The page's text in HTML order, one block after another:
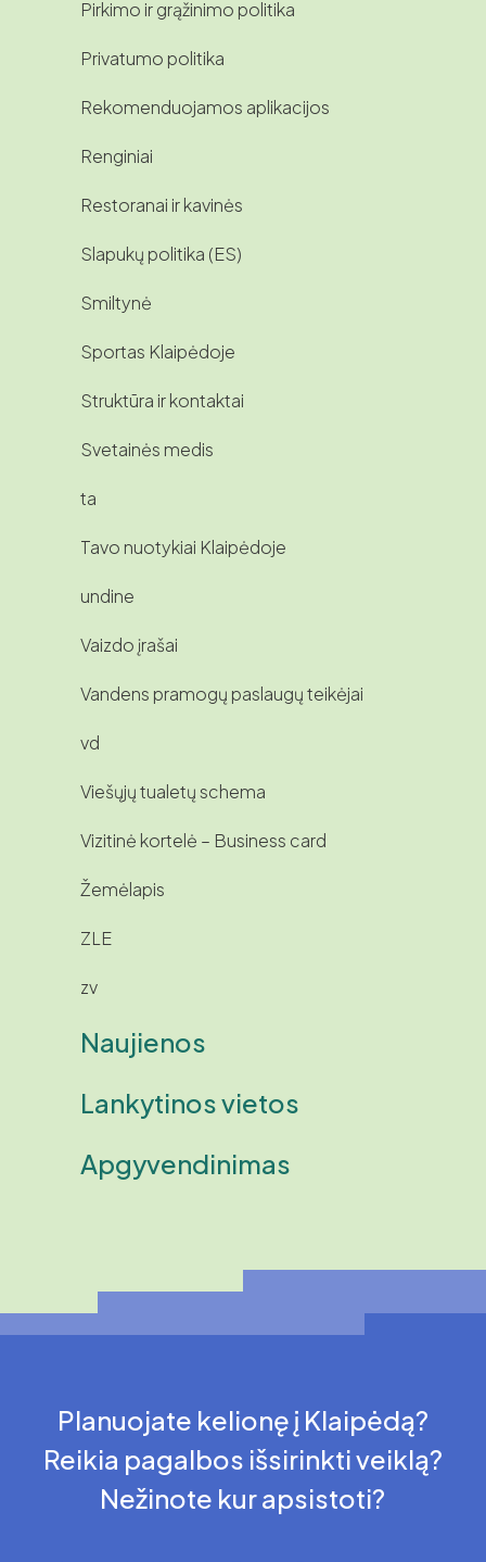
Pirkimo ir grąžinimo politika
Privatumo politika
Rekomenduojamos aplikacijos
Renginiai
Restoranai ir kavinės
Slapukų politika (ES)
Smiltynė
Sportas Klaipėdoje
Struktūra ir kontaktai
Svetainės medis
ta
Tavo nuotykiai Klaipėdoje
undine
Vaizdo įrašai
Vandens pramogų paslaugų teikėjai
vd
Viešųjų tualetų schema
Vizitinė kortelė – Business card
Žemėlapis
ZLE
zv
Naujienos
Lankytinos vietos
Apgyvendinimas
Planuojate kelionę į Klaipėdą?
Reikia pagalbos išsirinkti veiklą?
Nežinote kur apsistoti?